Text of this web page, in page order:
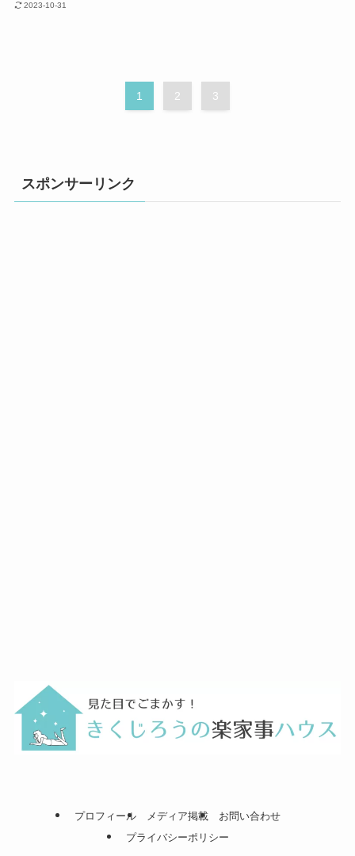
2023-10-31
1 2 3
スポンサーリンク
プロフィール メディア掲載
お問い合わせ
プライバシーポリシー